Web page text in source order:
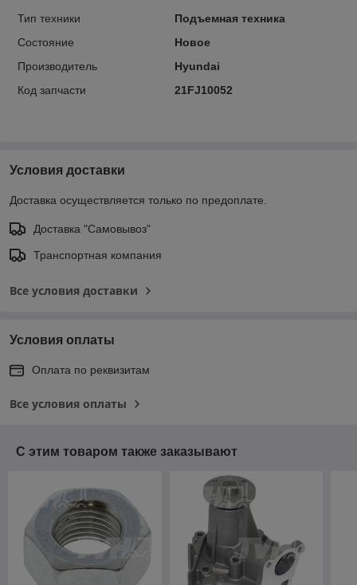
Тип техники
Подъемная техника
Состояние
Новое
Производитель
Hyundai
Код запчасти
21FJ10052
Условия доставки
Доставка осуществляется только по предоплате.
Доставка "Самовывоз"
Транспортная компания
Все условия доставки
Условия оплаты
Оплата по реквизитам
Все условия оплаты
С этим товаром также заказывают